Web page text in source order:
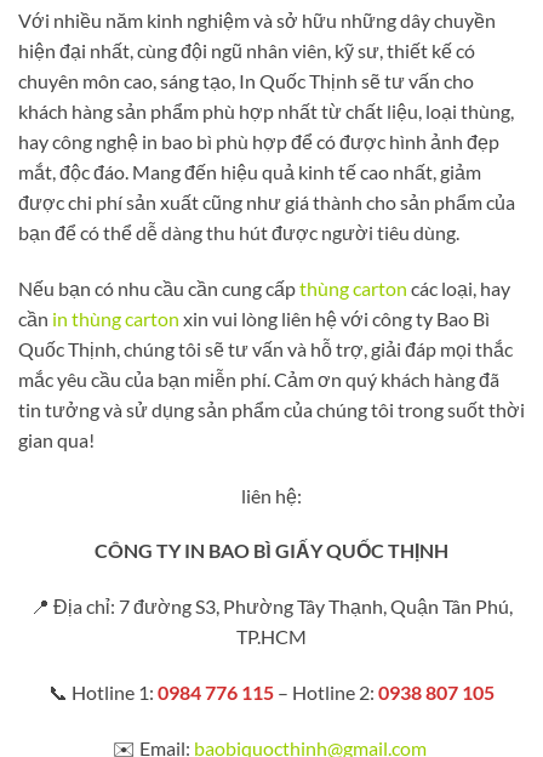
Với nhiều năm kinh nghiệm và sở hữu những dây chuyền
hiện đại nhất, cùng đội ngũ nhân viên, kỹ sư, thiết kế có
chuyên môn cao, sáng tạo, In Quốc Thịnh sẽ tư vấn cho
khách hàng sản phẩm phù hợp nhất từ chất liệu, loại thùng,
hay công nghệ in bao bì phù hợp để có được hình ảnh đẹp
mắt, độc đáo. Mang đến hiệu quả kinh tế cao nhất, giảm
được chi phí sản xuất cũng như giá thành cho sản phẩm của
bạn để có thể dễ dàng thu hút được người tiêu dùng.
Nếu bạn có nhu cầu cần cung cấpthùng carton các loại, hay
cần in thùng carton xin vui lòng liên hệ với công ty Bao Bì
Quốc Thịnh, chúng tôi sẽ tư vấn và hỗ trợ, giải đáp mọi thắc
mắc yêu cầu của bạn miễn phí. Cảm ơn quý khách hàng đã
tin tưởng và sử dụng sản phẩm của chúng tôi trong suốt thời
gian qua!
liên hệ:
CÔNG TY IN BAO BÌ GIẤY QUỐC THỊNH
📍 Địa chỉ: 7 đường S3, Phường Tây Thạnh, Quận Tân Phú,
TP.HCM
📞 Hotline 1: 0984 776 115 – Hotline 2: 0938 807 105
✉️ Email: baobiquocthinh@gmail.com